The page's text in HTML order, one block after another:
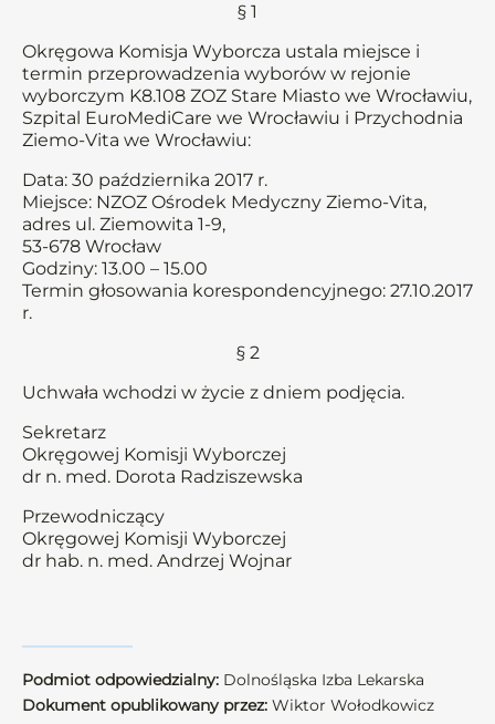
§ 1
Okręgowa Komisja Wyborcza ustala miejsce i
termin przeprowadzenia wyborów w rejonie
wyborczym K8.108 ZOZ Stare Miasto we Wrocławiu,
Szpital EuroMediCare we Wrocławiu i Przychodnia
Ziemo-Vita we Wrocławiu:
Data: 30 października 2017 r.
Miejsce: NZOZ Ośrodek Medyczny Ziemo-Vita,
adres ul. Ziemowita 1-9,
53-678 Wrocław
Godziny: 13.00 – 15.00
Termin głosowania korespondencyjnego: 27.10.2017
r.
§ 2
Uchwała wchodzi w życie z dniem podjęcia.
Sekretarz
Okręgowej Komisji Wyborczej
dr n. med. Dorota Radziszewska
Przewodniczący
Okręgowej Komisji Wyborczej
dr hab. n. med. Andrzej Wojnar
Podmiot odpowiedzialny: Dolnośląska Izba Lekarska
Dokument opublikowany przez: Wiktor Wołodkowicz